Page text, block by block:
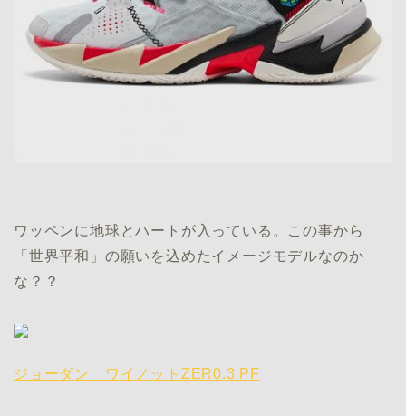
ワッペンに地球とハートが入っている。この事から
「世界平和」の願いを込めたイメージモデルなのか
な？？
ジョーダン ワイノットZER0.3 PF